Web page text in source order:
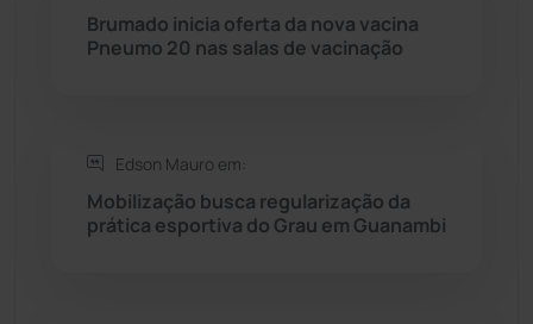
Rio do Antônio
Seabra (50)
Brumado inicia oferta da nova vacina
Pneumo 20 nas salas de vacinação
Edson Mauro em:
Mobilização busca regularização da
prática esportiva do Grau em Guanambi